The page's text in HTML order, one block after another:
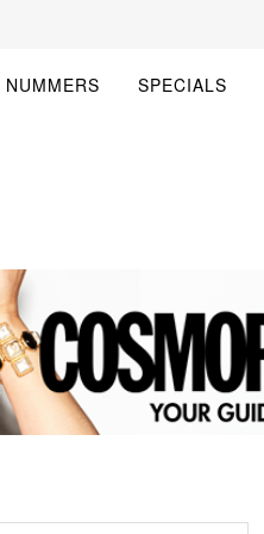
NUMMERS SPECIALS